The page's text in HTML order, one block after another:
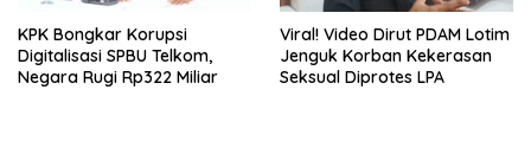
KPK Bongkar Korupsi
Digitalisasi SPBU Telkom,
Negara Rugi Rp322 Miliar
Viral! Video Dirut PDAM Lotim
Jenguk Korban Kekerasan
Seksual Diprotes LPA